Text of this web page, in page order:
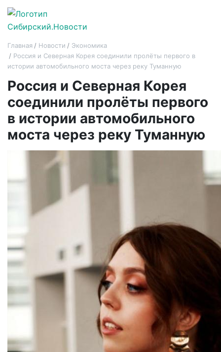
Главная Новости
Экономика
Россия и Северная Корея соединили пролёты первого в
истории автомобильного моста через реку Туманную
Россия и Северная Корея
соединили пролёты первого
в истории автомобильного
моста через реку Туманную